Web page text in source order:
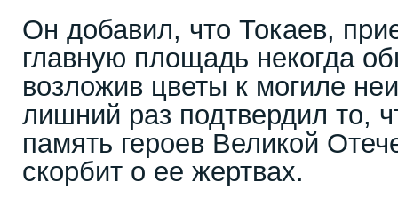
Он добавил, что Токаев,
главную площадь некогда
возложив цветы к могиле
лишний раз подтвердил то,
память героев Великой
скорбит о ее жертвах.